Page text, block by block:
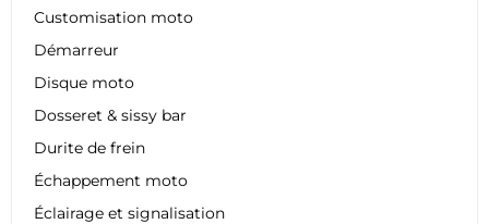
Customisation moto
Démarreur
Disque moto
Dosseret & sissy bar
Durite de frein
Échappement moto
Éclairage et signalisation